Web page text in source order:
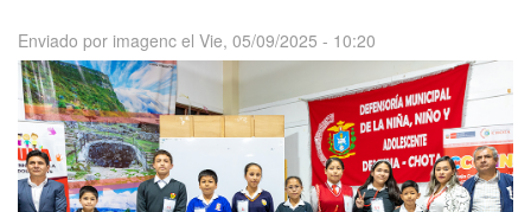
Enviado por imagenc el Vie, 05/09/2025 - 10:20